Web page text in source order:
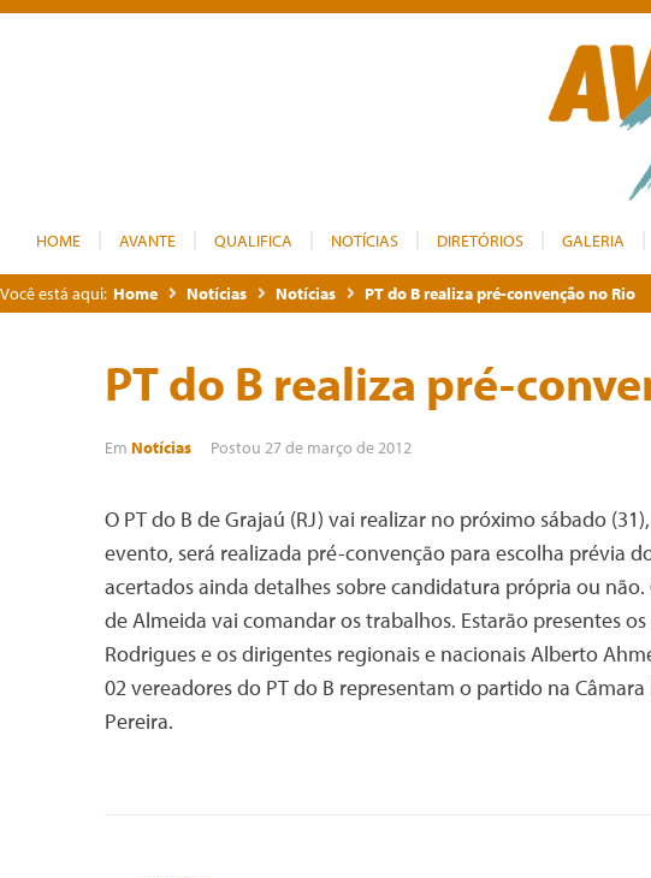
HOME AVANTE QUALIFICA NOTÍCIAS DIRETÓRIOS GALERIA
Você está aqui: Home Notícias Notícias PT do B realiza pré-convenção no Rio
PT do B realiza pré-
Em Notícias Postou 27 de março de 2012
O PT do B de Grajaú (RJ) vai realizar no próximo sábado
evento, será realizada pré-convenção para escolha prévia
acertados ainda detalhes sobre candidatura própria ou
de Almeida vai comandar os trabalhos. Estarão presentes
Rodrigues e os dirigentes regionais e nacionais Alberto
02 vereadores do PT do B representam o partido na
Pereira.